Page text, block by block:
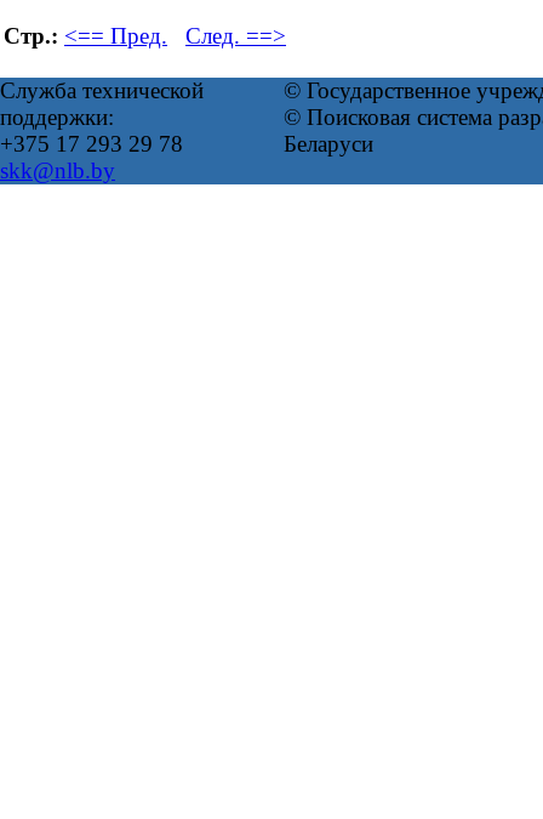
Стр.: <== Пред. След. ==>
Служба технической
поддержки:
+375 17 293 29 78
skk@nlb.by
© Государственное
© Поисковая система
Беларуси